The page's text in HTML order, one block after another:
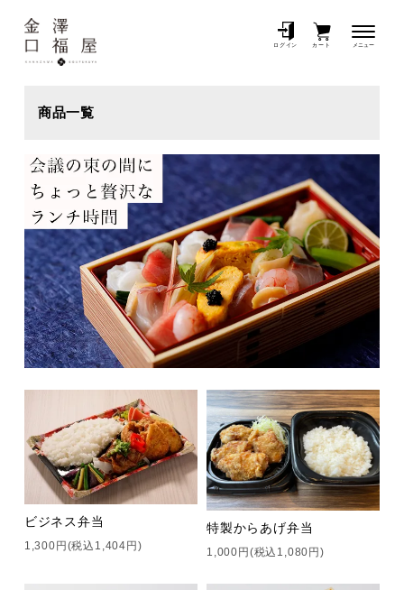
ログイン カート メニュー
商品一覧
ビジネス弁当
1,300円(税込1,404円)
特製からあげ弁当
1,000円(税込1,080円)